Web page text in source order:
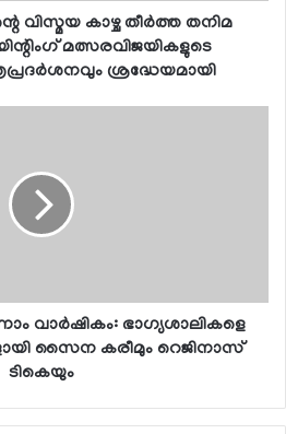
വിസ്മയ കാഴ്ച തീര്‍ത്ത തനിമ
മത്സരവിജയികളുടെ
ശ്രദ്ധേയമായി
വാര്‍ഷികം: ഭാഗ്യശാലികളെ
സൈന കരീമും റെജിനാസ്
ടികെയും